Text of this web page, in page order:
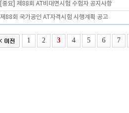
[중요] 제88회 AT비대면시험 수험자 공지사항
제88회 국가공인 AT자격시험 시행계획 공고
1 2 3 4 5 6 7